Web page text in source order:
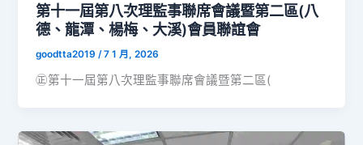
第十一屆第八次理監事聯席會議暨第二區(八
德、龍潭、楊梅、大溪)會員聯誼會
goodtta2019 /7 1 月, 2026
㊣第十一屆第八次理監事聯席會議暨第二區(